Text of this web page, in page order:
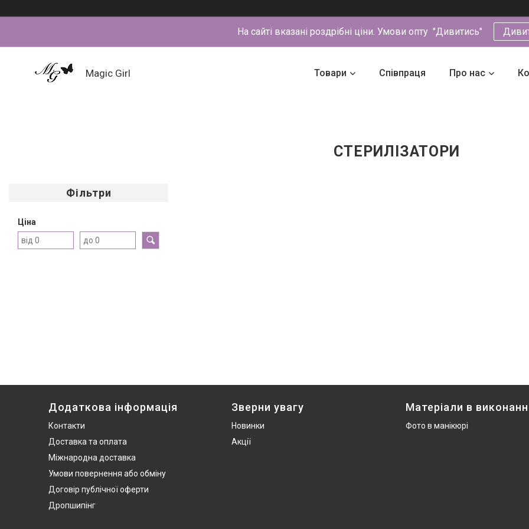
На сайті вказані роздрібні ціни. Умови опту "Дивитись"
Magic Girl Товари Співпраця Про нас
СТЕРИЛІЗАТОРИ
Фільтри
Ціна
Додаткова інформація
Контакти
Доставка та оплата
Міжнародна доставка
Умови повернення або обміну
Договір публічної оферти
Дропшипінг
Зверни увагу
Новинки
Акції
Матеріали в
Фото в манікюрі